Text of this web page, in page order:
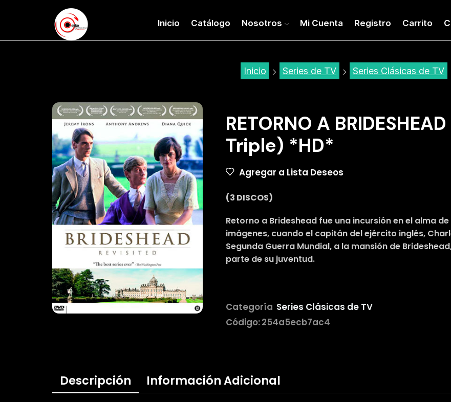
Inicio Catálogo Nosotros Mi Cuenta Registro Carrito
Inicio Series de TV Series Clásicas de TV
RETORNO A
Triple) *HD*
Agregar a Lista Deseos
(3 DISCOS)
Retorno a Brideshead fue una incursión en el alma
imágenes, cuando el capitán del ejército inglés,
Segunda Guerra Mundial, a la mansión de
parte de su juventud.
Categoría Series Clásicas de TV
Código:254a5ecb7ac4
Descripción Información Adicional